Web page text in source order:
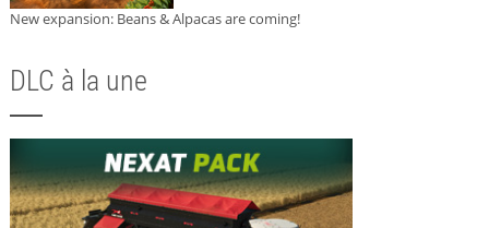
New expansion: Beans & Alpacas are coming!
DLC à la une